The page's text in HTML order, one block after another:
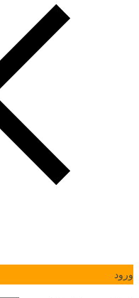
ورود